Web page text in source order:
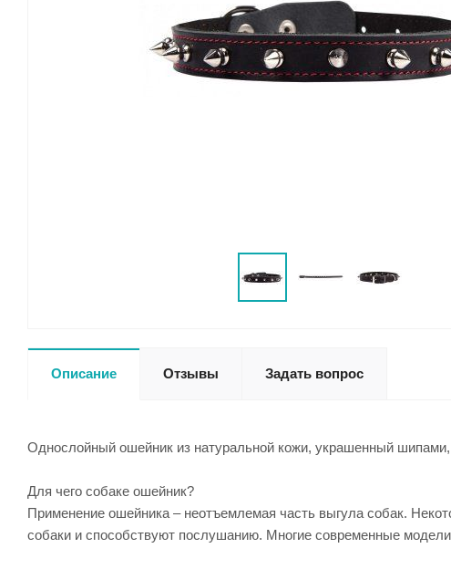
Описание Отзывы Задать вопрос
Однослойный ошейник из натуральной кожи, украшенный
Для чего собаке ошейник?
Применение ошейника – неотъемлемая часть выгула собак.
собаки и способствуют послушанию. Многие современные